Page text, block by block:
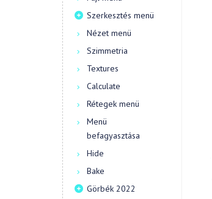
Szerkesztés menü
Nézet menü
Szimmetria
Textures
Calculate
Rétegek menü
Menü
befagyasztása
Hide
Bake
Görbék 2022